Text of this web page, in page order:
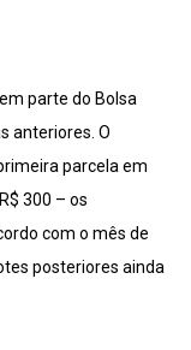
parte do Bolsa
anteriores. O
parcela em
300 – os
com o mês de
posteriores ainda